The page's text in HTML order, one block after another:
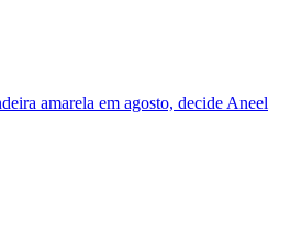
amarela em agosto, decide Aneel